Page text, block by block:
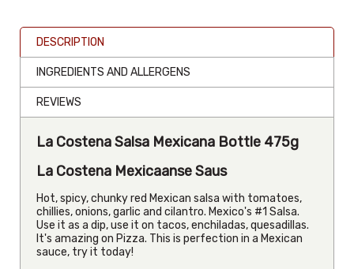
DESCRIPTION
INGREDIENTS AND ALLERGENS
REVIEWS
La Costena Salsa Mexicana Bottle 475g
La Costena Mexicaanse Saus
Hot, spicy, chunky red Mexican salsa with tomatoes,
chillies, onions, garlic and cilantro. Mexico's #1 Salsa.
Use it as a dip, use it on tacos, enchiladas, quesadillas.
It's amazing on Pizza. This is perfection in a Mexican
sauce, try it today!